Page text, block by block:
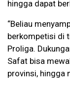
hingga dapat
“Beliau
berkompetisi di
Proliga.
Safat bisa
provinsi, hingga